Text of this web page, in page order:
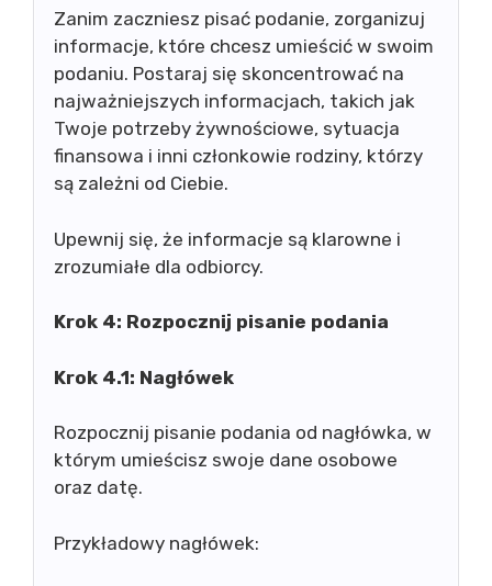
Zanim zaczniesz pisać podanie, zorganizuj
informacje, które chcesz umieścić w swoim
podaniu. Postaraj się skoncentrować na
najważniejszych informacjach, takich jak
Twoje potrzeby żywnościowe, sytuacja
finansowa i inni członkowie rodziny, którzy
są zależni od Ciebie.
Upewnij się, że informacje są klarowne i
zrozumiałe dla odbiorcy.
Krok 4: Rozpocznij pisanie podania
Krok 4.1: Nagłówek
Rozpocznij pisanie podania od nagłówka, w
którym umieścisz swoje dane osobowe
oraz datę.
Przykładowy nagłówek: